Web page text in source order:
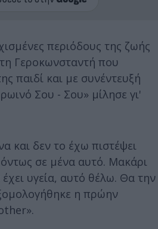
περιόδους της ζωής
Γεροκωνσταντή που
παιδί και με συνέντευξή
Σου - Σου» μίλησε γι'
και δεν το έχω πιστέψει
σε μένα αυτό. Μακάρι
υγεία, αυτό θέλω. Θα την
η πρώην